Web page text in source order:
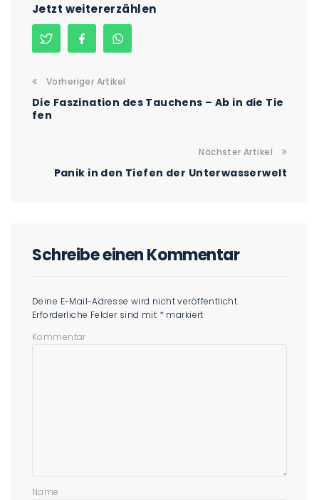
Jetzt weitererzählen
Vorheriger Artikel
Die Faszination des Tauchens – Ab in die Tie
fen
Nächster Artikel
Panik in den Tiefen der Unterwasserwelt
Schreibe einen Kommentar
Deine E-Mail-Adresse wird nicht veröffentlicht.
Erforderliche Felder sind mit * markiert
Kommentar
Name